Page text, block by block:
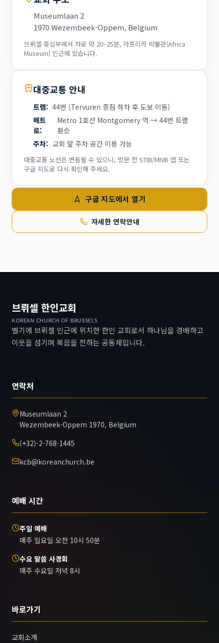
Museumlaan 2
1970 Wezembeek-Oppem, Belgium
브뤼셀 중심부에서 차로 약 20–25분, 아프리카 박물관(Africa
Museum) 인근에 있습니다.
대중교통 안내
트램: 44번 (Tervuren 종점 하차 후 도보 이동)
메트
로:
Metro 1호선 Montgomery 역 → 44번 트램
환승
주차: 교회 앞 주차 공간 이용 가능
대중교통 노선은 변동될 수 있으니, 방문 전 STIB/MIVB 앱 또는
구글 지도로 다시 확인해 주세요.
구글 지도에서 열기
자세한 연락안내
브뤼셀 한인교회
KOREAN CHURCH OF BRUSSELS
벨기에 브뤼셀 인근에 위치한 한인 교회로서 하나님을 경배하고
이웃을 섬기며 복음을 전하는 공동체입니다.
연락처
Museumlaan 2
Wezembeek-Oppem 1970, Belgium
(+32)-2-768-1445
kcb@koreanchurch.be
예배 시간
주일 예배
매주 일요일 오전 10시 50분
수요 말씀 사경회
매주 수요일 저녁 8시
바로가기
교회소개